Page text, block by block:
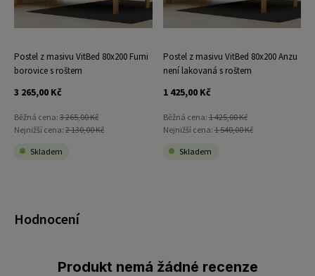
Hodnocení
Produkt nemá žádné recenze
Postel z masivu VitBed 80x200 Fumi
borovice s roštem
3 265,00 Kč
Běžná cena: 3 265,00 Kč
Nejnižší cena: 2 130,00 Kč
Skladem
Postel z masivu VitBed 80x200 Anzu
není lakovaná s roštem
1 425,00 Kč
Běžná cena:1 425,00 Kč
Nejnižší cena:1 540,00 Kč
Skladem